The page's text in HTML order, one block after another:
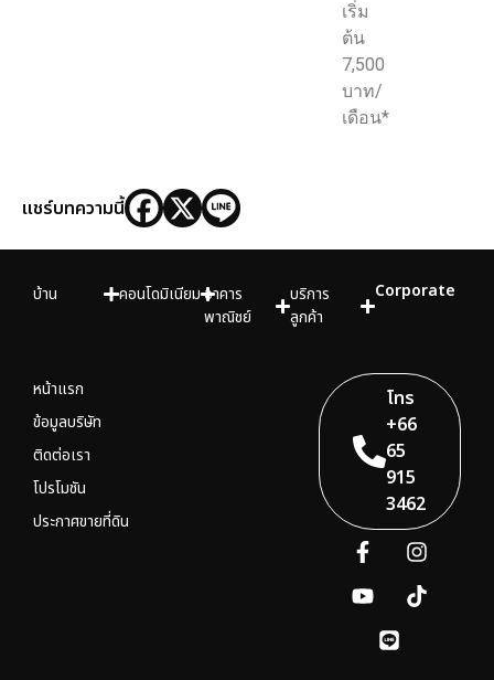
เริ่ม
ต้น
7,500
บาท/
เดือน*
แชร์บทความนี้
บ้าน คอนโดมิเนียมอาคาร
พาณิชย์
บริการ
ลูกค้า
Corporate
หน้าแรก
ข้อมูลบริษัท
ติดต่อเรา
โปรโมชัน
ประกาศขายที่ดิน
โทร
+66
65
915
3462